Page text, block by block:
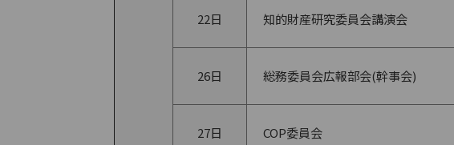
22日 知的財産研究委員会講演会
26日 総務委員会広報部会(幹事会)
27日 COP委員会